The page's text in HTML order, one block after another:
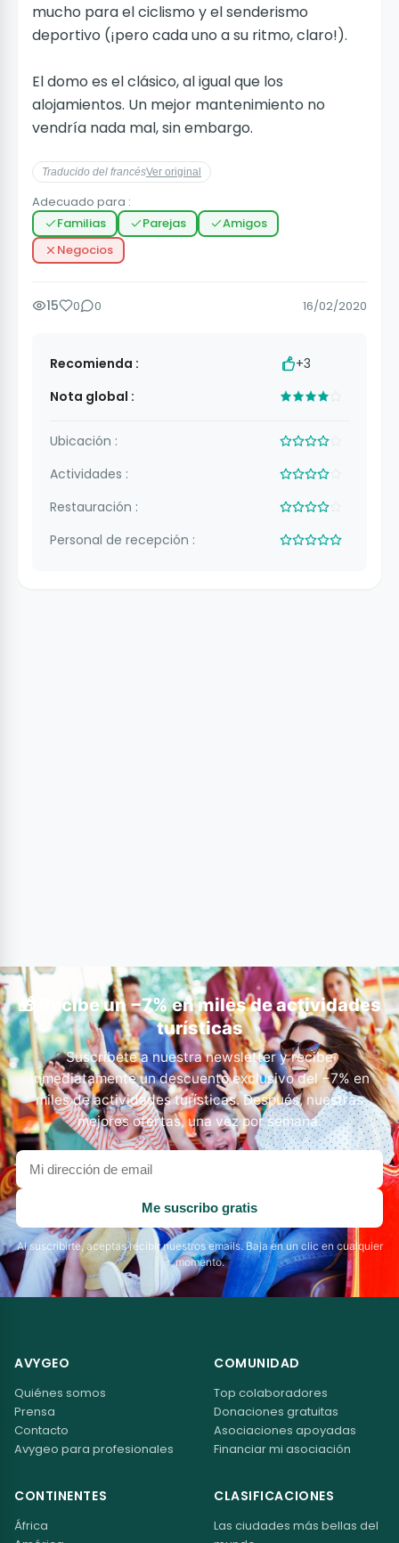
mucho para el ciclismo y el senderismo
deportivo (¡pero cada uno a su ritmo, claro!).
El domo es el clásico, al igual que los
alojamientos. Un mejor mantenimiento no
vendría nada mal, sin embargo.
Traducido del francésVer original
Adecuado para :
Familias
Parejas
Amigos
Negocios
15 0 0 16/02/2020
Recomienda :
+3
Nota global :
Ubicación :
Actividades :
Restauración :
Personal de recepción :
🎁 Recibe un −7% en miles de actividades
turísticas
Suscríbete a nuestra newsletter y recibe
inmediatamente un descuento exclusivo del −7% en
miles de actividades turísticas. Después, nuestras
mejores ofertas, una vez por semana.
Tu
dirección
de
email
Me suscribo gratis
Al suscribirte, aceptas recibir nuestros emails. Baja en un clic en cualquier
momento.
AVYGEO
Quiénes somos
Prensa
Contacto
Avygeo para profesionales
COMUNIDAD
Top colaboradores
Donaciones gratuitas
Asociaciones apoyadas
Financiar mi asociación
CONTINENTES
África
CLASIFICACIONES
Las ciudades más bellas del